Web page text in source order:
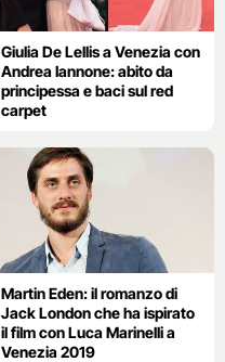
Giulia De Lellis a Venezia con
Andrea Iannone: abito da
principessa e baci sul red
carpet
Martin Eden: il romanzo di
Jack London che ha ispirato
il film con Luca Marinelli a
Venezia 2019